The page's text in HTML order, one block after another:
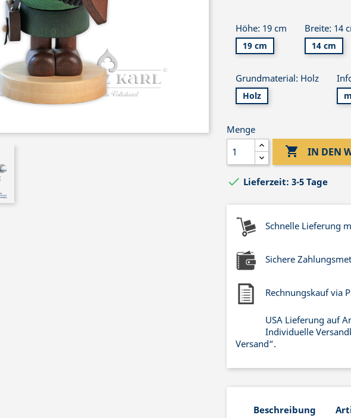
Höhe: 19 cm
19 cm
Breite: 14
14 cm
Grundmaterial: Holz
Holz
Menge
 IN DEN
 Lieferzeit: 3-5 Tage
Schnelle Lieferung
Sichere
Rechnungskauf via
USA Lieferung auf
Individuelle
Versand“.
Beschreibung